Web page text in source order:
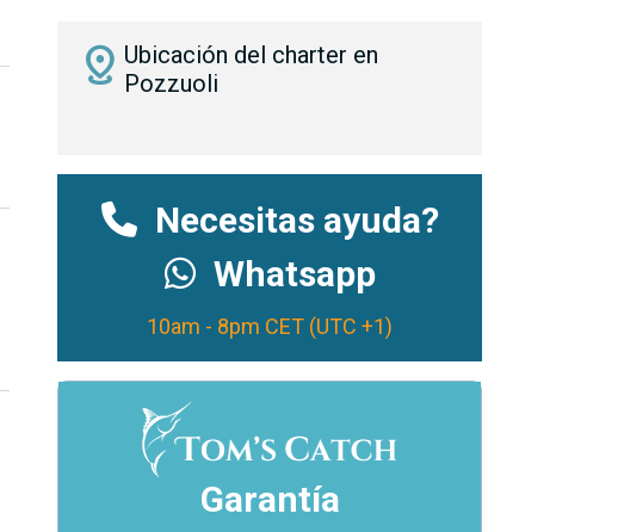
distance Ubicación del charter en
Pozzuoli
Necesitas ayuda?
Whatsapp
10am - 8pm CET (UTC +1)
Garantía